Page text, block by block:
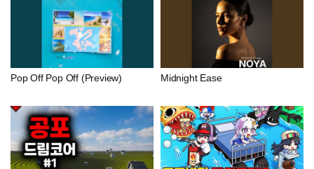
Pop Off Pop Off (Preview) Midnight Ease